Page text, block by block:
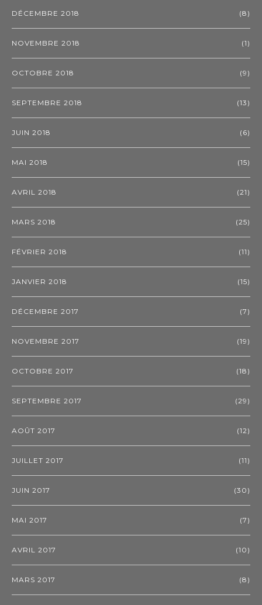
DÉCEMBRE 2018 (8)
NOVEMBRE 2018 (1)
OCTOBRE 2018 (9)
SEPTEMBRE 2018 (13)
JUIN 2018 (6)
MAI 2018 (15)
AVRIL 2018 (21)
MARS 2018 (25)
FÉVRIER 2018 (11)
JANVIER 2018 (15)
DÉCEMBRE 2017 (7)
NOVEMBRE 2017 (19)
OCTOBRE 2017 (18)
SEPTEMBRE 2017 (29)
AOÛT 2017 (12)
JUILLET 2017 (11)
JUIN 2017 (30)
MAI 2017 (7)
AVRIL 2017 (10)
MARS 2017 (8)